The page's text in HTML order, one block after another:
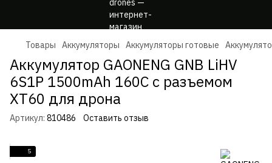
Товары Аккумуляторы Аккумуляторы готовые
Аккумулятор GAONENG GNB LiHV
6S1P 1500mAh 160C с разъемом
XT60 для дрона
Артикул: 810486 Оставить отзыв
5